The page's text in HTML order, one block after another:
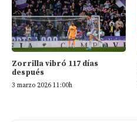
Zorrilla vibró 117 días
después
3 marzo 2026 11:00h